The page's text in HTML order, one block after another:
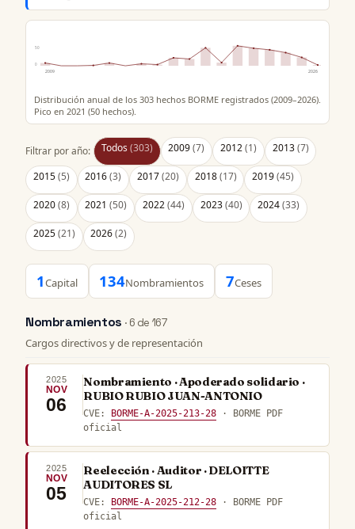
50
0
2009
2026
Distribución anual de los 303 hechos BORME registrados (2009–2026).
Pico en 2021 (50 hechos).
Filtrar por año: Todos (303) 2009(7) 2012(1) 2013(7)
2015(5) 2016(3) 2017(20) 2018(17) 2019(45)
2020(8) 2021(50) 2022(44) 2023(40) 2024(33)
2025(21) 2026(2)
1Capital 134Nombramientos 7Ceses
Nombramientos · 6 de 167
Cargos directivos y de representación
2025
NOV
06
Nombramiento · Apoderado solidario ·
RUBIO RUBIO JUAN-ANTONIO
CVE: BORME-A-2025-213-28 · BORME PDF
oficial
2025
NOV
05
Reelección · Auditor · DELOITTE
AUDITORES SL
CVE: BORME-A-2025-212-28 · BORME PDF
oficial